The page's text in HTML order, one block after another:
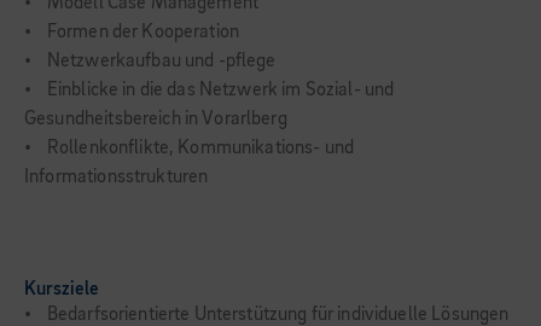
• Formen der Kooperation
• Netzwerkaufbau und -pflege
• Einblicke in die das Netzwerk im Sozial- und
Gesundheitsbereich in Vorarlberg
• Rollenkonflikte, Kommunikations- und
Informationsstrukturen
Kursziele
• Bedarfsorientierte Unterstützung für individuelle Lösungen